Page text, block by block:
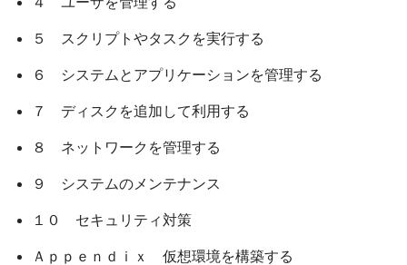
５ スクリプトやタスクを実行する
６ システムとアプリケーションを管理する
７ ディスクを追加して利用する
８ ネットワークを管理する
９ システムのメンテナンス
１０ セキュリティ対策
Ａｐｐｅｎｄｉｘ 仮想環境を構築する